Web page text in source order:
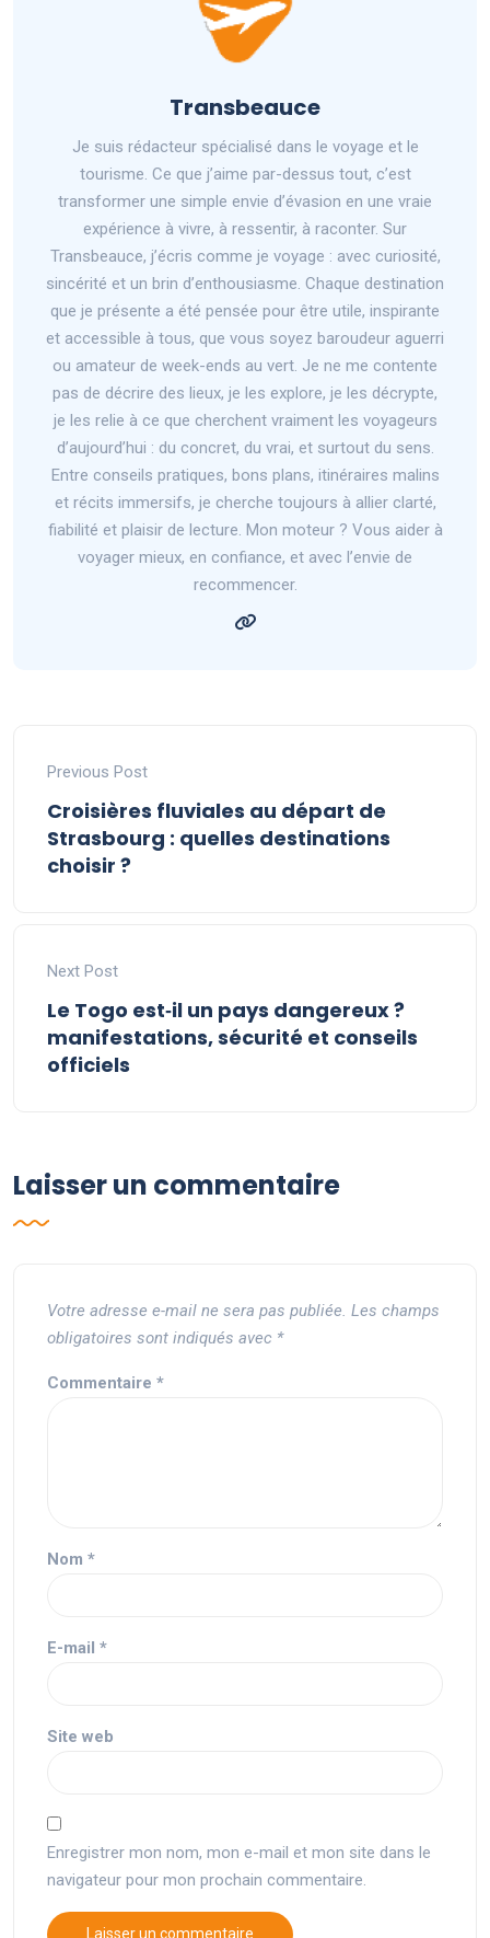
Transbeauce
Je suis rédacteur spécialisé dans le voyage et le
tourisme. Ce que j’aime par-dessus tout, c’est
transformer une simple envie d’évasion en une vraie
expérience à vivre, à ressentir, à raconter. Sur
Transbeauce, j’écris comme je voyage : avec curiosité,
sincérité et un brin d’enthousiasme. Chaque destination
que je présente a été pensée pour être utile, inspirante
et accessible à tous, que vous soyez baroudeur aguerri
ou amateur de week-ends au vert. Je ne me contente
pas de décrire des lieux, je les explore, je les décrypte,
je les relie à ce que cherchent vraiment les voyageurs
d’aujourd’hui : du concret, du vrai, et surtout du sens.
Entre conseils pratiques, bons plans, itinéraires malins
et récits immersifs, je cherche toujours à allier clarté,
fiabilité et plaisir de lecture. Mon moteur ? Vous aider à
voyager mieux, en confiance, et avec l’envie de
recommencer.
Previous Post
Croisières fluviales au départ de
Strasbourg : quelles destinations
choisir ?
Next Post
Le Togo est‑il un pays dangereux ?
manifestations, sécurité et conseils
officiels
Laisser un commentaire
Votre adresse e-mail ne sera pas publiée. Les champs
obligatoires sont indiqués avec *
Commentaire *
Nom *
E-mail *
Site web
Enregistrer mon nom, mon e-mail et mon site dans le
navigateur pour mon prochain commentaire.